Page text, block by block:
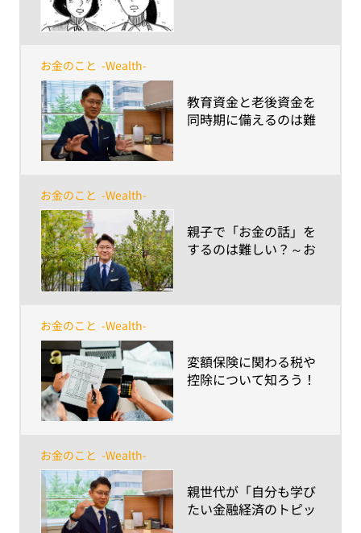
お金のこと -Wealth-
​教育資金と老後資金を
同時期に備えるのは難
お金のこと -Wealth-
​親子で「お金の話」を
するのは難しい？～お
お金のこと -Wealth-
​変額保険に関わる税や
控除について知ろう！
お金のこと -Wealth-
​親世代が「自分も学び
たい金融経済のトピッ